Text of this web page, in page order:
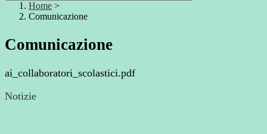
Home >
Comunicazione
Comunicazione
ai_collaboratori_scolastici.pdf
Notizie